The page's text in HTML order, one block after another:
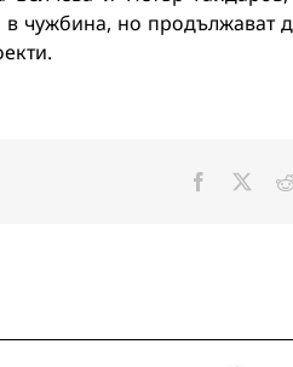
чужбина, но продължават
Facebook